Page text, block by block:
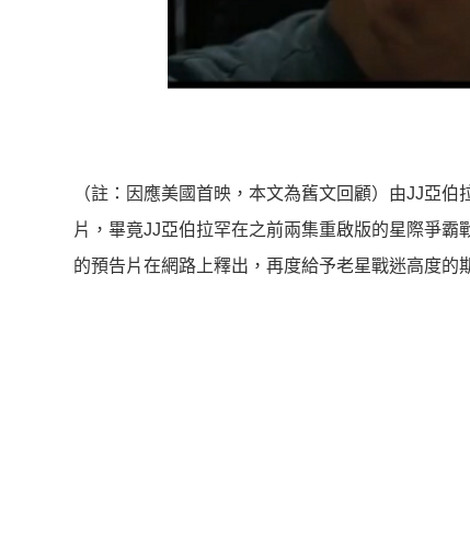
（註：因應美國首映，本文為舊文回顧）由JJ亞
片，畢竟JJ亞伯拉罕在之前兩集重啟版的星際爭
的預告片在網路上釋出，再度給予老星戰迷高度的